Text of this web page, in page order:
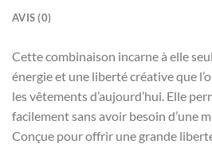
AVIS (0)
Cette combinaison incarne à elle
énergie et une liberté créative que
les vêtements d’aujourd’hui. Elle
facilement sans avoir besoin d’une
Conçue pour offrir une grande